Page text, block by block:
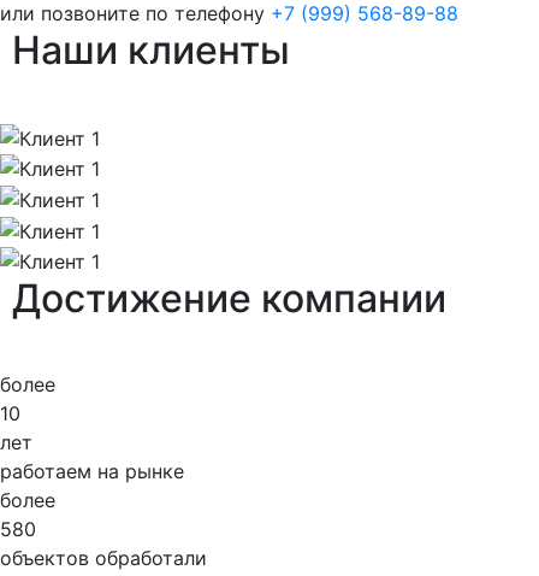
или позвоните по телефону +7 (999) 568-89-88
Наши клиенты
Достижение компании
более
10
лет
работаем на рынке
более
580
объектов обработали